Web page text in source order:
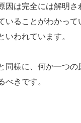
因は完全には解明
いることがわかっ
われています。
同様に、何か一つ
きです。